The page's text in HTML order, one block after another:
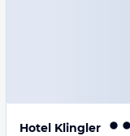
Hotel Klingler